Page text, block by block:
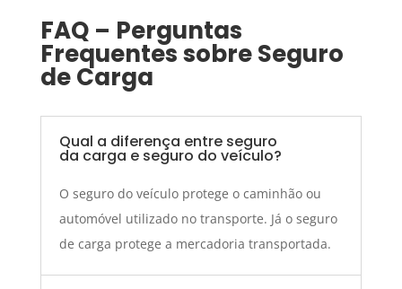
FAQ – Perguntas
Frequentes sobre Seguro
de Carga
Qual a diferença entre seguro
da carga e seguro do veículo?
O seguro do veículo protege o caminhão ou
automóvel utilizado no transporte. Já o seguro
de carga protege a mercadoria transportada.